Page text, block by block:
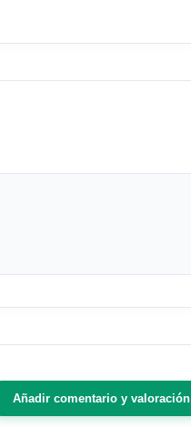
Añadir comentario y valoración